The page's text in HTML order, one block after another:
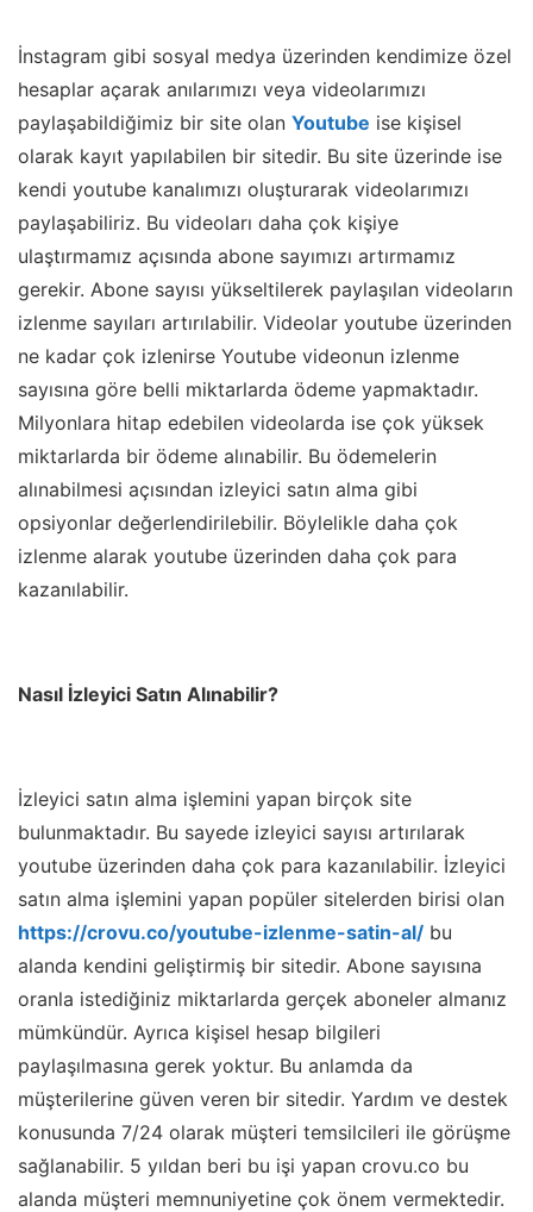
İnstagram gibi sosyal medya üzerinden kendimize özel
hesaplar açarak anılarımızı veya videolarımızı
paylaşabildiğimiz bir site olan Youtube ise kişisel
olarak kayıt yapılabilen bir sitedir. Bu site üzerinde ise
kendi youtube kanalımızı oluşturarak videolarımızı
paylaşabiliriz. Bu videoları daha çok kişiye
ulaştırmamız açısında abone sayımızı artırmamız
gerekir. Abone sayısı yükseltilerek paylaşılan videoların
izlenme sayıları artırılabilir. Videolar youtube üzerinden
ne kadar çok izlenirse Youtube videonun izlenme
sayısına göre belli miktarlarda ödeme yapmaktadır.
Milyonlara hitap edebilen videolarda ise çok yüksek
miktarlarda bir ödeme alınabilir. Bu ödemelerin
alınabilmesi açısından izleyici satın alma gibi
opsiyonlar değerlendirilebilir. Böylelikle daha çok
izlenme alarak youtube üzerinden daha çok para
kazanılabilir.
Nasıl İzleyici Satın Alınabilir?
İzleyici satın alma işlemini yapan birçok site
bulunmaktadır. Bu sayede izleyici sayısı artırılarak
youtube üzerinden daha çok para kazanılabilir. İzleyici
satın alma işlemini yapan popüler sitelerden birisi olan
https://crovu.co/youtube-izlenme-satin-al/ bu
alanda kendini geliştirmiş bir sitedir. Abone sayısına
oranla istediğiniz miktarlarda gerçek aboneler almanız
mümkündür. Ayrıca kişisel hesap bilgileri
paylaşılmasına gerek yoktur. Bu anlamda da
müşterilerine güven veren bir sitedir. Yardım ve destek
konusunda 7/24 olarak müşteri temsilcileri ile görüşme
sağlanabilir. 5 yıldan beri bu işi yapan crovu.co bu
alanda müşteri memnuniyetine çok önem vermektedir.